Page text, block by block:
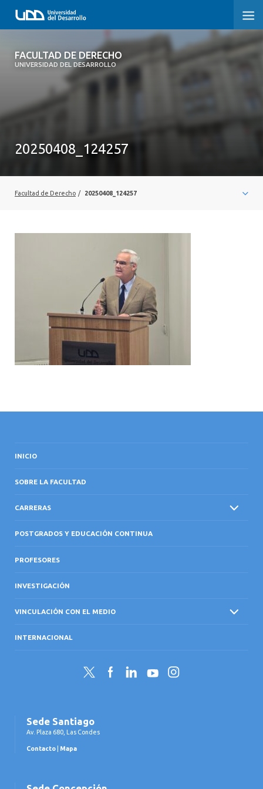
FACULTAD DE DERECHO
UNIVERSIDAD DEL DESARROLLO
FACULTAD DE DERECHO
SOBRE LA FACULTAD
20250408_124257
Facultad de Derecho / 20250408_124257
INICIO
SOBRE LA FACULTAD
CARRERAS
POSTGRADOS Y EDUCACIÓN CONTINUA
PROFESORES
INVESTIGACIÓN
VINCULACIÓN CON EL MEDIO
INTERNACIONAL
Twitter FacebookLinkedInYouTubeInstagram
Sede Santiago
Av. Plaza 680, Las Condes
Contacto Mapa